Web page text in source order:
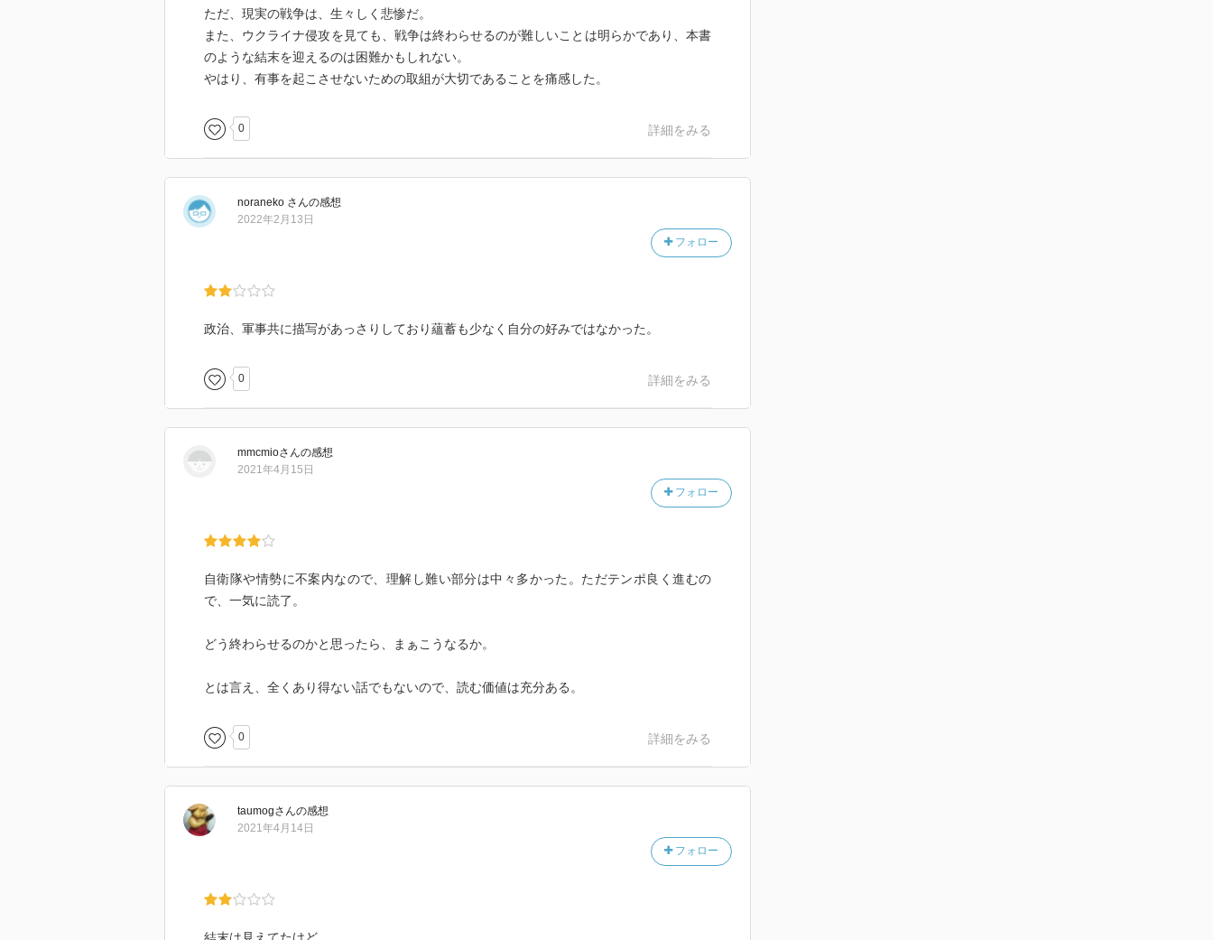
ただ、現実の戦争は、生々しく悲惨だ。
また、ウクライナ侵攻を見ても、戦争は終わらせるのが難しいことは明らかであり、本書
のような結末を迎えるのは困難かもしれない。
やはり、有事を起こさせないための取組が大切であることを痛感した。
0 詳細をみる
noraneko さんの感想
フォロー
2022年2月13日
政治、軍事共に描写があっさりしており蘊蓄も少なく自分の好みではなかった。
0 詳細をみる
mmcmioさんの感想
フォロー
2021年4月15日
自衛隊や情勢に不案内なので、理解し難い部分は中々多かった。ただテンポ良く進むの
で、一気に読了。
どう終わらせるのかと思ったら、まぁこうなるか。
とは言え、全くあり得ない話でもないので、読む価値は充分ある。
0 詳細をみる
taumogさんの感想
フォロー
2021年4月14日